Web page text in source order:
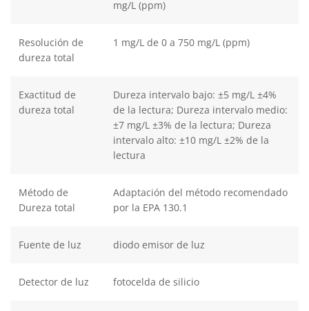
mg/L (ppm)
Resolución de
dureza total
1 mg/L de 0 a 750 mg/L (ppm)
Exactitud de
dureza total
Dureza intervalo bajo: ±5 mg/L ±4%
de la lectura; Dureza intervalo medio:
±7 mg/L ±3% de la lectura; Dureza
intervalo alto: ±10 mg/L ±2% de la
lectura
Método de
Dureza total
Adaptación del método recomendado
por la EPA 130.1
Fuente de luz diodo emisor de luz
Detector de luz fotocelda de silicio